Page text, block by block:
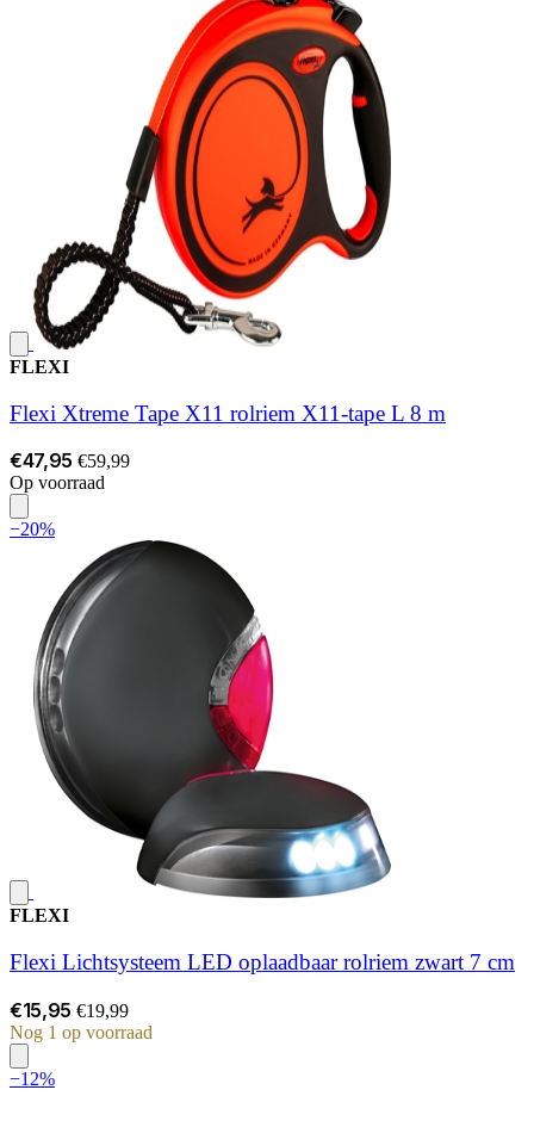
FLEXI
Flexi Xtreme Tape X11 rolriem X11-tape L 8 m
€47,95 €59,99
Op voorraad
−20%
FLEXI
Flexi Lichtsysteem LED oplaadbaar rolriem zwart 7 cm
€15,95 €19,99
Nog 1 op voorraad
−12%